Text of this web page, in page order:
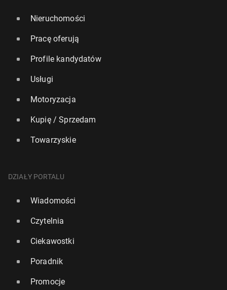
Nieruchomości
Pracę oferują
Profile kandydatów
Usługi
Motoryzacja
Kupię / Sprzedam
Towarzyskie
DZIAŁY PORTALU
Wiadomości
Czytelnia
Ciekawostki
Poradnik
Promocje